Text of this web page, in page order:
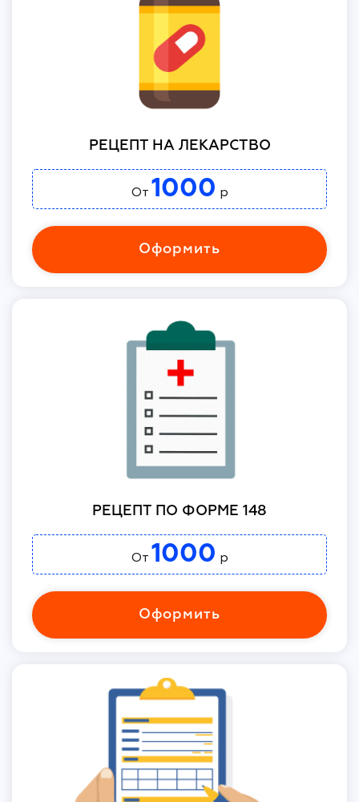
РЕЦЕПТ НА ЛЕКАРСТВО
От 1000 р
Оформить
РЕЦЕПТ ПО ФОРМЕ 148
От 1000 р
Оформить